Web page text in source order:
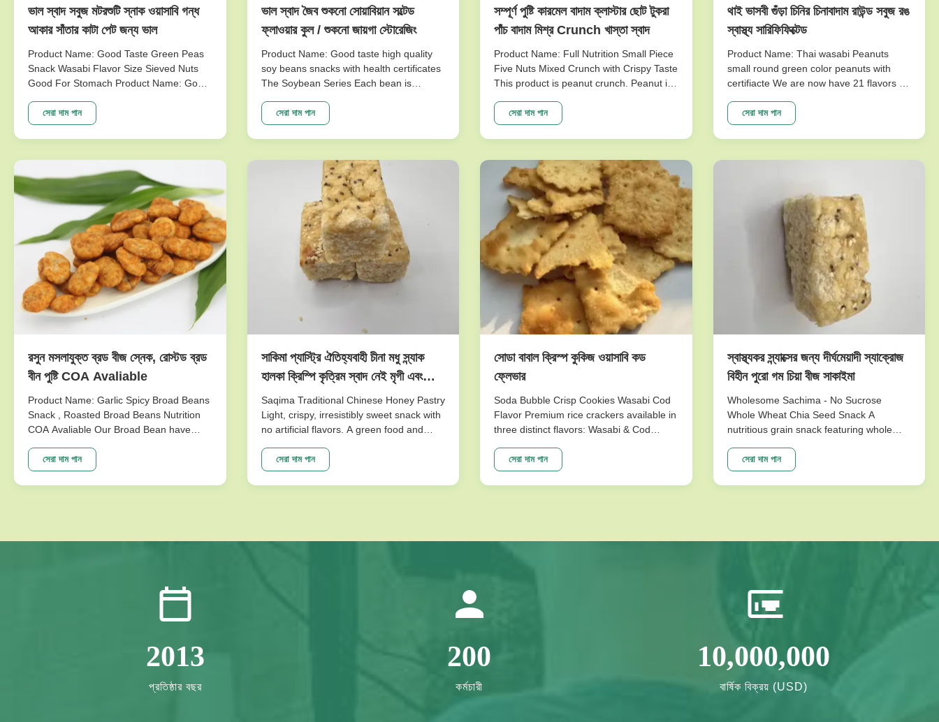
ভাল স্বাদ সবুজ মটরশুটি স্নাক ওয়াসাবি গন্ধ
আকার সাঁতার কাটা পেট জন্য ভাল
Product Name: Good Taste Green Peas
Snack Wasabi Flavor Size Sieved Nuts
Good For Stomach Product Name: Good
Size Sieved Nuts Good For Stomach The
selling points NON-GMO,.free from
frying,Good for Spleen & Stomach
সেরা দাম পান
ভাল স্বাদ জৈব শুকনো সোয়াবিয়ান সল্টেড
ফ্লাওয়ার কুল / শুকনো জায়গা স্টোরেজিং
Product Name: Good taste high quality
soy beans snacks with health certificates
The Soybean Series Each bean is
the biggest beans are roasted with our
great care on the production line
imported from Japan. We believe our
সেরা দাম পান
সম্পূর্ণ পুষ্টি কারমেল বাদাম ক্লাস্টার ছোট টুকরা
পাঁচ বাদাম মিশ্র Crunch খাস্তা স্বাদ
Product Name: Full Nutrition Small Piece
Five Nuts Mixed Crunch with Crispy Taste
This product is peanut crunch. Peanut is
made of peanuts is cripsy and tasty.And it
will give you joyful and unforgetable
experience. This product is one of our
সেরা দাম পান
থাই ভাসবী গুঁড়া চিনির চিনাবাদাম রাউন্ড সবুজ রঙ
স্বাস্থ্য সারিফিফিক্টেড
Product Name: Thai wasabi Peanuts
small round green color peanuts with
certifiacte We are now have 21 flavors of
requests. Our main products are nut
snacks , peanuts, peas, beans, dry fruits,
frozen vegetables , and other agricultural
সেরা দাম পান
রসুন মসলাযুক্ত ব্রড বীজ স্নেক, রোস্টড ব্রড
বীন পুষ্টি COA Avaliable
Product Name: Garlic Spicy Broad Beans
Snack , Roasted Broad Beans Nutrition
COA Avaliable Our Broad Bean have
on the traditional flavor. After the effort
our research department, we frist created
braod bean chips in China. Introducing
সেরা দাম পান
সাকিমা প্যাস্ট্রি ঐতিহ্যবাহী চীনা মধু স্ন্যাক
হালকা ক্রিস্পি কৃত্রিম স্বাদ নেই মৃগী এবং
পেটের জন্য ভাল
Saqima Traditional Chinese Honey Pastry
Light, crispy, irresistibly sweet snack with
no artificial flavors. A green food and
Specifications Product Name Saqima
Traditional Chinese Honey Pastry Light
Crispy Irresistibly Sweet Snack No
সেরা দাম পান
সোডা বাবাল ক্রিস্প কুকিজ ওয়াসাবি কড
ফ্লেভার
Soda Bubble Crisp Cookies Wasabi Cod
Flavor Premium rice crackers available in
three distinct flavors: Wasabi & Cod
baked for a low-fat, crispy texture that
satisfies cravings without compromising
on health. Product Specifications
সেরা দাম পান
স্বাস্থ্যকর স্ন্যাক্সের জন্য দীর্ঘমেয়াদী স্যাক্রোজ
বিহীন পুরো গম চিয়া বীজ সাকাইমা
Wholesome Sachima - No Sucrose
Whole Wheat Chia Seed Snack A
nutritious grain snack featuring whole
formulated without sucrose for healthy
energy needs. Perfect for health-
conscious consumers seeking long shelf
সেরা দাম পান
2013
প্রতিষ্ঠার বছর
200
কর্মচারী
10,000,000
বার্ষিক বিক্রয় (USD)